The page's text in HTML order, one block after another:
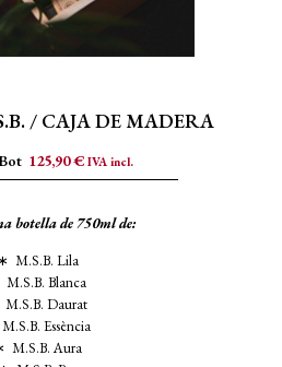
/ CAJA DE MADERA
125,90€ IVA incl.
botella de 750ml de:
M.S.B. Lila
Blanca
Daurat
Essència
M.S.B. Aura